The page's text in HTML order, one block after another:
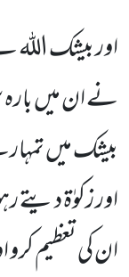
اور بیشک اللہ
نے ان میں بارہ
بیشک میں
اور زکوٰۃ دیتے
ان کی تعظیم